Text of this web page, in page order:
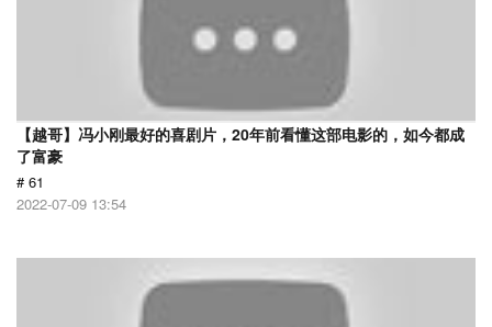
【越哥】冯小刚最好的喜剧片，20年前看懂这部电影的，如今都成
了富豪
# 61
2022-07-09 13:54